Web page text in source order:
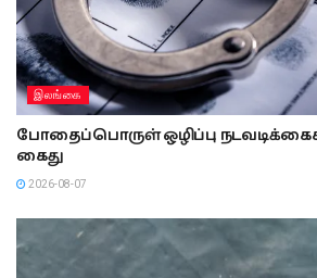
இலங்கை
போதைப்பொருள் ஒழிப்பு
கைது
2026-08-07